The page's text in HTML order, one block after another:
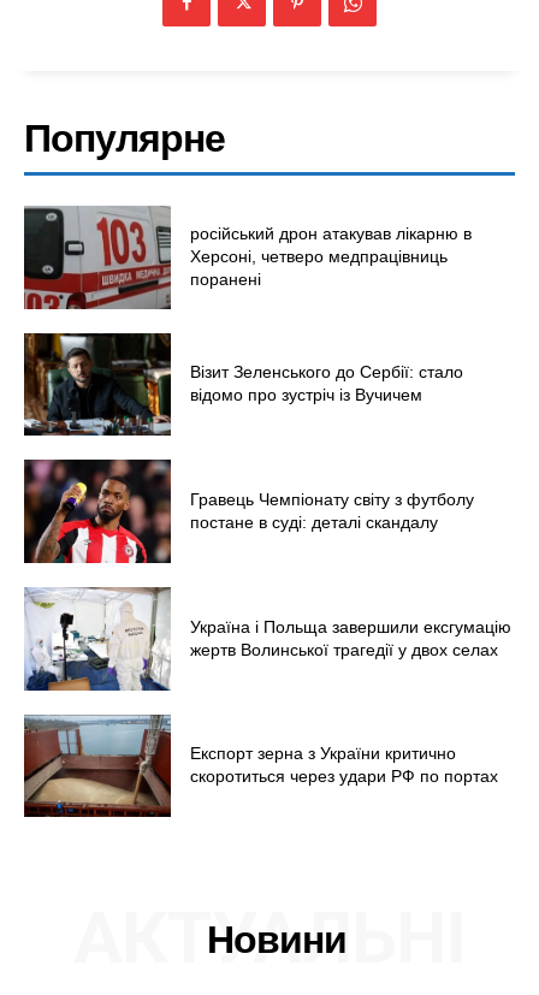
Політика
Світ
Технології
Війна
Популярне
російський дрон атакував лікарню в
Херсоні, четверо медпрацівниць
поранені
Візит Зеленського до Сербії: стало
відомо про зустріч із Вучичем
Гравець Чемпіонату світу з футболу
постане в суді: деталі скандалу
Україна і Польща завершили ексгумацію
жертв Волинської трагедії у двох селах
Експорт зерна з України критично
скоротиться через удари РФ по портах
Новини
АКТУАЛЬНІ